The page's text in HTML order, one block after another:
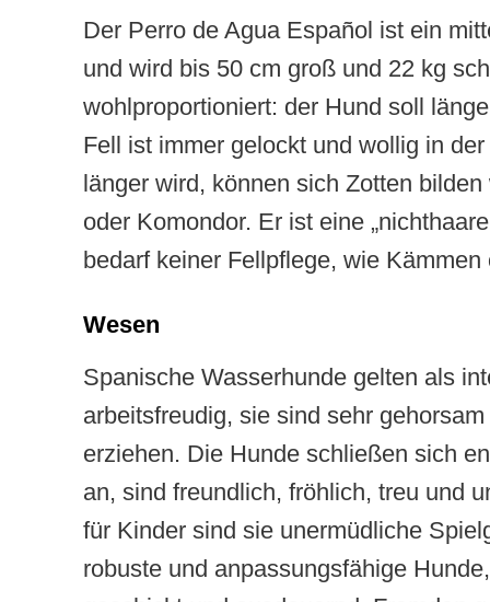
Der Perro de Agua Español ist ein
und wird bis 50 cm groß und 22 kg
wohlproportioniert: der Hund soll
Fell ist immer gelockt und wollig in
länger wird, können sich Zotten
oder Komondor. Er ist eine
bedarf keiner Fellpflege, wie Kämmen
Wesen
Spanische Wasserhunde gelten als
arbeitsfreudig, sie sind sehr
erziehen. Die Hunde schließen sich
an, sind freundlich, fröhlich, treu und
für Kinder sind sie unermüdliche
robuste und anpassungsfähige